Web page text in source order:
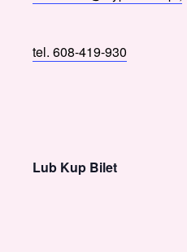
tel. 608-419-930
Lub Kup Bilet